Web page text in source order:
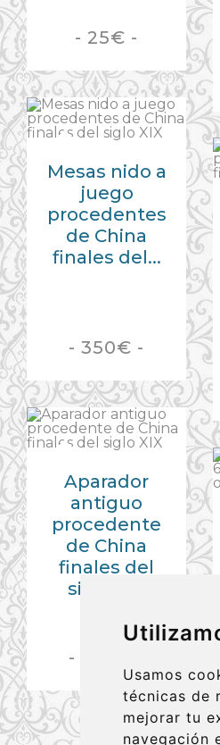
Usamos cookies y otras
técnicas de
mejorar tu
navegación
- 25€ -
Mesas nido a
juego
procedentes
de China
finales del...
- 350€ -
Aparador
antiguo
procedente
de China
finales del
siglo XIX
- 850€ -